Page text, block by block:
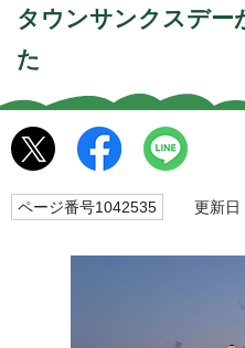
タウンサンクスデー
た
ページ番号1042535 更新日